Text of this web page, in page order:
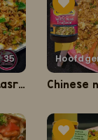
35
Nasi Trafasie met kasripo kip